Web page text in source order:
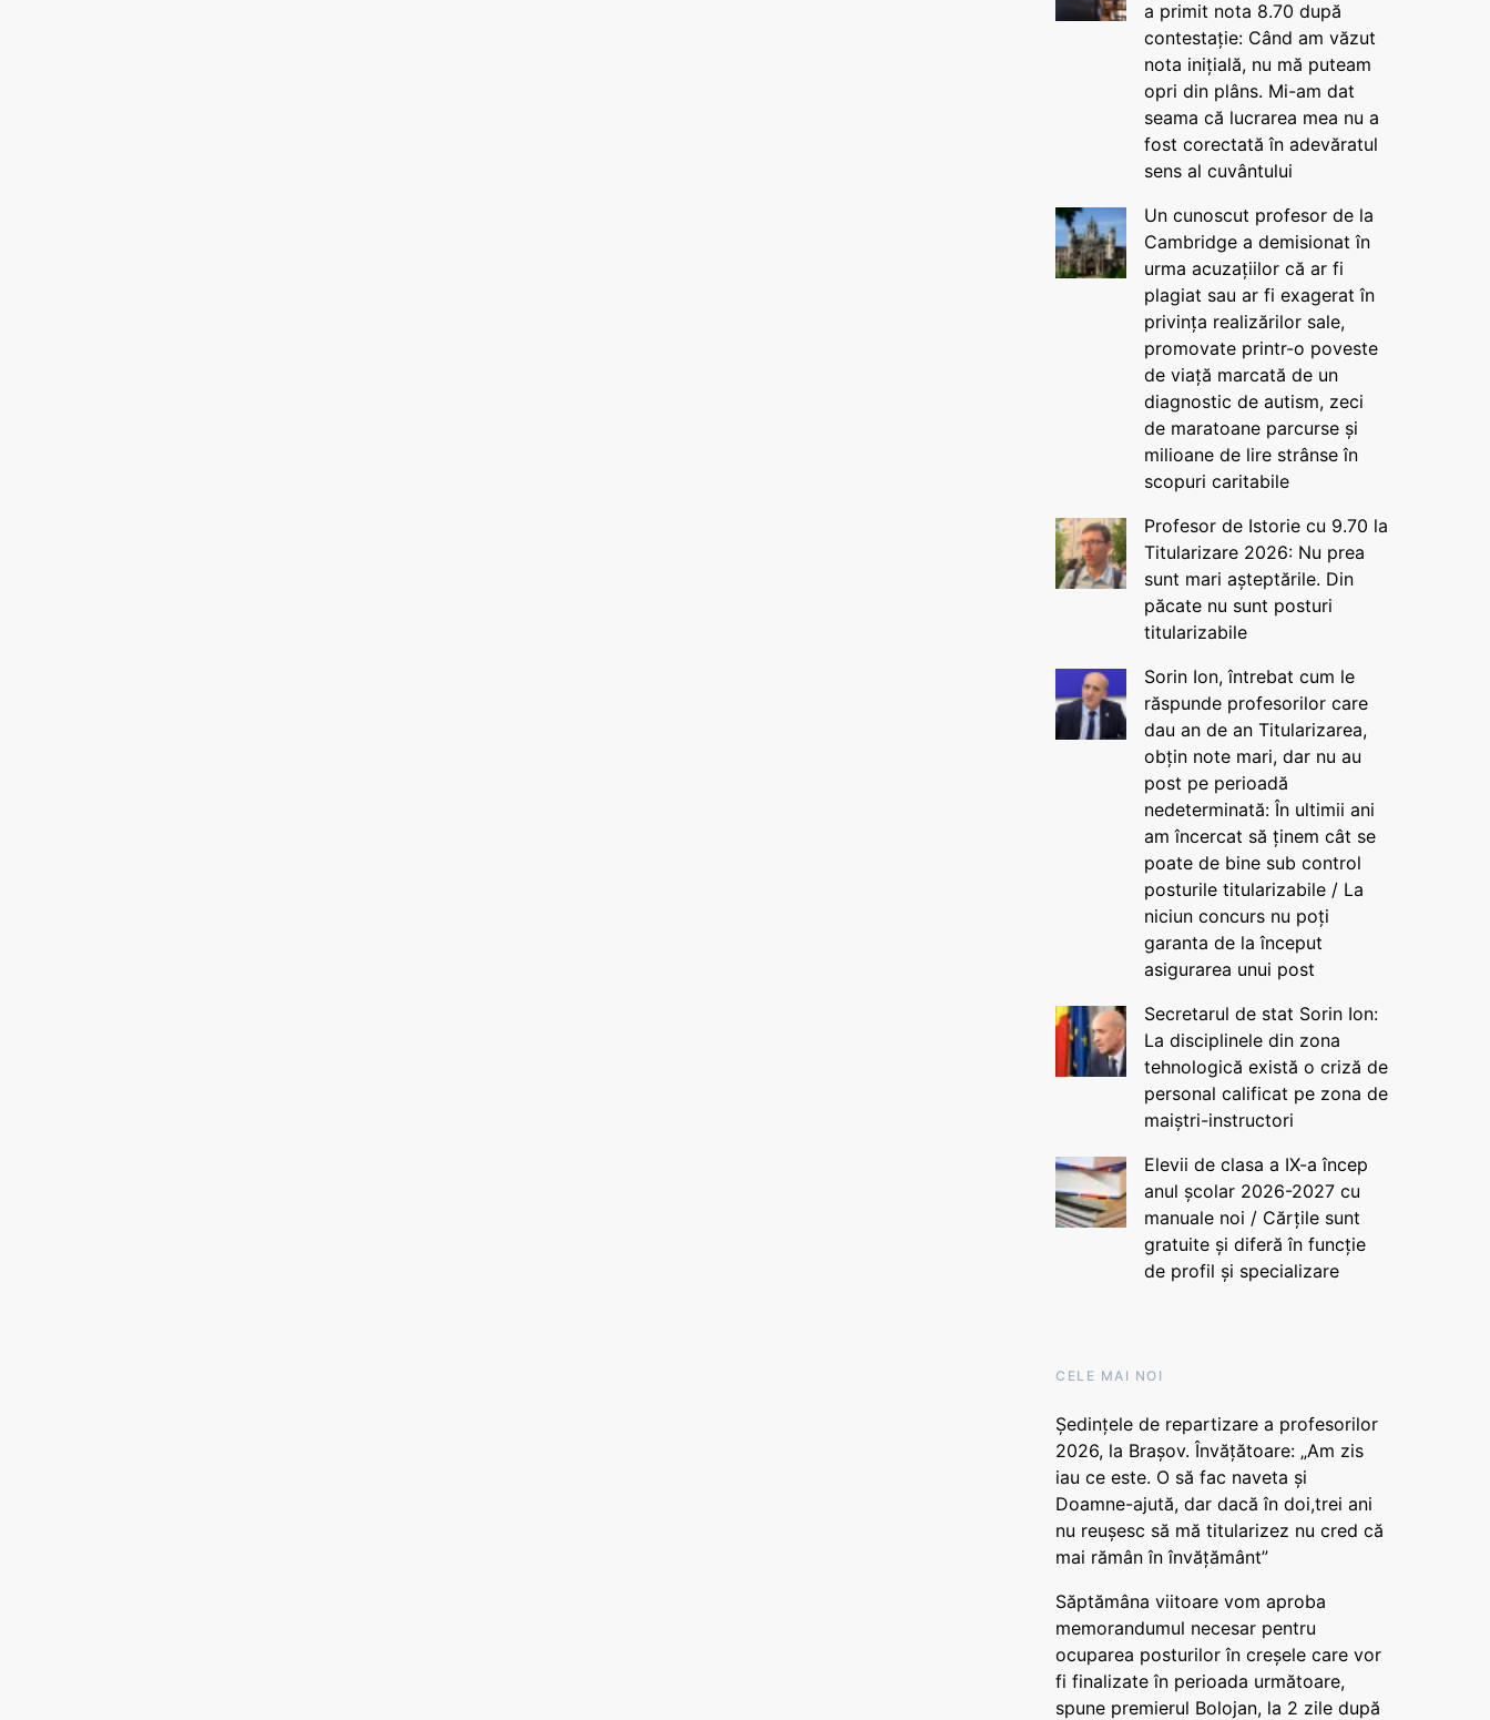
a primit nota 8.70 după
contestație: Când am văzut
nota inițială, nu mă puteam
opri din plâns. Mi-am dat
seama că lucrarea mea nu a
fost corectată în adevăratul
sens al cuvântului
Un cunoscut profesor de la
Cambridge a demisionat în
urma acuzațiilor că ar fi
plagiat sau ar fi exagerat în
privința realizărilor sale,
promovate printr-o poveste
de viață marcată de un
diagnostic de autism, zeci
de maratoane parcurse și
milioane de lire strânse în
scopuri caritabile
Profesor de Istorie cu 9.70 la
Titularizare 2026: Nu prea
sunt mari așteptările. Din
păcate nu sunt posturi
titularizabile
Sorin Ion, întrebat cum le
răspunde profesorilor care
dau an de an Titularizarea,
obțin note mari, dar nu au
post pe perioadă
nedeterminată: În ultimii ani
am încercat să ținem cât se
poate de bine sub control
posturile titularizabile / La
niciun concurs nu poți
garanta de la început
asigurarea unui post
Secretarul de stat Sorin Ion:
La disciplinele din zona
tehnologică există o criză de
personal calificat pe zona de
maiștri-instructori
Elevii de clasa a IX-a încep
anul școlar 2026-2027 cu
manuale noi / Cărțile sunt
gratuite și diferă în funcție
de profil și specializare
CELE MAI NOI
Ședințele de repartizare a profesorilor
2026, la Brașov. Învățătoare: „Am zis
iau ce este. O să fac naveta și
Doamne-ajută, dar dacă în doi,trei ani
nu reușesc să mă titularizez nu cred că
mai rămân în învățământ”
Săptămâna viitoare vom aproba
memorandumul necesar pentru
ocuparea posturilor în creșele care vor
fi finalizate în perioada următoare,
spune premierul Bolojan, la 2 zile după